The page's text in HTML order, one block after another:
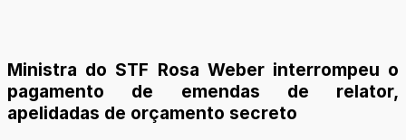
Ministra do STF Rosa Weber interrompeu o
pagamento de emendas de relator,
apelidadas de orçamento secreto